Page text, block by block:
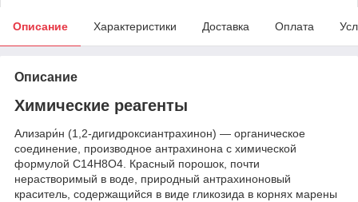
Описание Характеристики Доставка Оплата
Описание
Химические реагенты
Ализари́н (1,2-дигидроксиантрахинон) — органическое
соединение, производное антрахинона с химической
формулой C14H8O4. Красный порошок, почти
нерастворимый в воде, природный антрахиноновый
краситель, содержащийся в виде гликозида в корнях марены